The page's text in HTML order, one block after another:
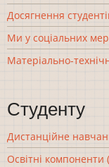
Досягнення
Ми у соціальних
Матеріально-
Студенту
Дистанційне
Освітні компоненти